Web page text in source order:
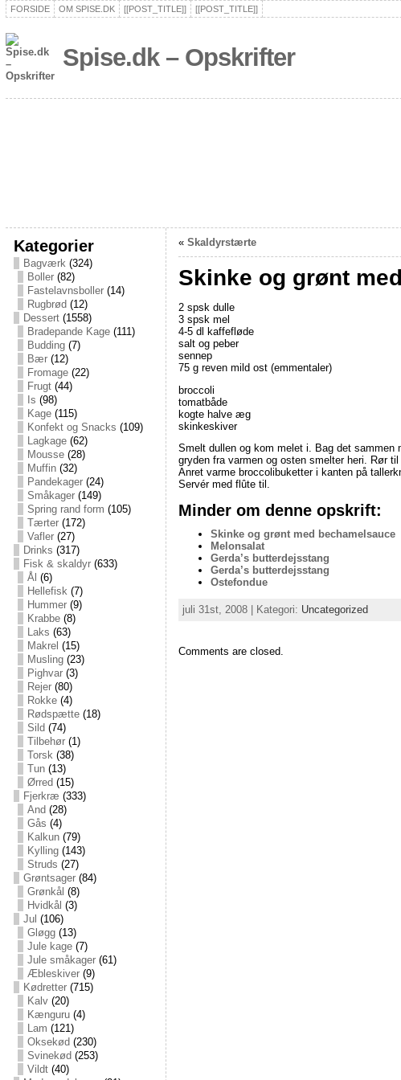
FORSIDE OM SPISE.DK [[POST_TITLE]] [[POST_TITLE]]
Spise.dk – Opskrifter
Kategorier
Bagværk(324)
Boller(82)
Fastelavnsboller(14)
Rugbrød (12)
Dessert(1558)
Bradepande Kage(111)
Budding(7)
Bær(12)
Fromage(22)
Frugt(44)
Is (98)
Kage(115)
Konfekt og Snacks (109)
Lagkage(62)
Mousse(28)
Muffin(32)
Pandekager(24)
Småkager(149)
Spring rand form (105)
Tærter(172)
Vafler(27)
Drinks (317)
Fisk & skaldyr(633)
Ål (6)
Hellefisk(7)
Hummer(9)
Krabbe(8)
Laks (63)
Makrel (15)
Musling(23)
Pighvar(3)
Rejer(80)
Rokke(4)
Rødspætte(18)
Sild (74)
Tilbehør(1)
Torsk(38)
Tun(13)
Ørred (15)
Fjerkræ (333)
And (28)
Gås (4)
Kalkun(79)
Kylling(143)
Struds (27)
Grøntsager(84)
Grønkål (8)
Hvidkål (3)
Jul (106)
Gløgg(13)
Jule kage(7)
Jule småkager(61)
Æbleskiver(9)
Kødretter(715)
Kalv(20)
Kænguru(4)
Lam (121)
Oksekød (230)
Svinekød (253)
Vildt(40)
« Skaldyrstærte
Skinke og grønt
2 spsk dulle
3 spsk mel
4-5 dl kaffefløde
salt og peber
sennep
75 g reven mild ost (emmentaler)
broccoli
tomatbåde
kogte halve æg
skinkeskiver
Smelt dullen og kom melet i. Bag det sammen
gryden fra varmen og osten smelter heri. Rør
Anret varme broccolibuketter i kanten på
Servér med flûte til.
Minder om denne opskrift:
Skinke og grønt med bechamelsauce
Melonsalat
Gerda’s butterdejsstang
Gerda’s butterdejsstang
Ostefondue
juli 31st, 2008 | Kategori: Uncategorized
Comments are closed.